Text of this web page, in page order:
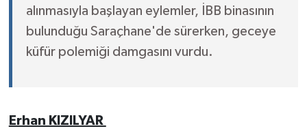
alınmasıyla başlayan eylemler, İBB binasının
bulunduğu Saraçhane'de sürerken, geceye
küfür polemiği damgasını vurdu.
Erhan KIZILYAR